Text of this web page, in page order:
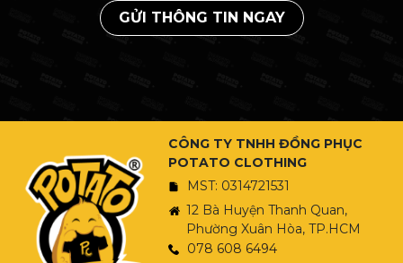
GỬI THÔNG TIN NGAY
CÔNG TY TNHH ĐỒNG PHỤC
POTATO CLOTHING
MST: 0314721531
12 Bà Huyện Thanh Quan,
Phường Xuân Hòa, TP.HCM
078 608 6494